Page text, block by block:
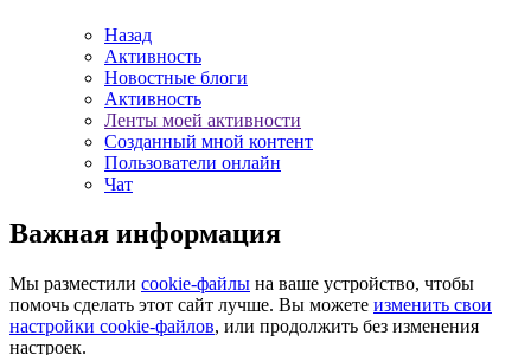
Назад
Активность
Новостные блоги
Активность
Ленты моей активности
Созданный мной контент
Пользователи онлайн
Чат
Важная информация
Мы разместили cookie-файлы на ваше устройство, чтобы
помочь сделать этот сайт лучше. Вы можете изменить свои
настройки cookie-файлов, или продолжить без изменения
настроек.